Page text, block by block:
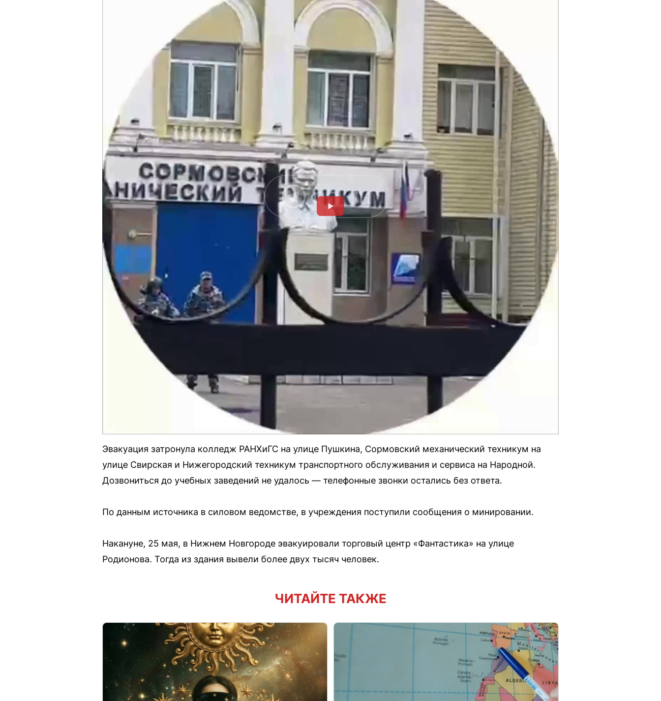
Эвакуация затронула колледж РАНХиГС на улице Пушкина, Сормовский механический техникум на
улице Свирская и Нижегородский техникум транспортного обслуживания и сервиса на Народной.
Дозвониться до учебных заведений не удалось — телефонные звонки остались без ответа.
По данным источника в силовом ведомстве, в учреждения поступили сообщения о минировании.
Накануне, 25 мая, в Нижнем Новгороде эвакуировали торговый центр «Фантастика» на улице
Родионова. Тогда из здания вывели более двух тысяч человек.
ЧИТАЙТЕ ТАКЖЕ